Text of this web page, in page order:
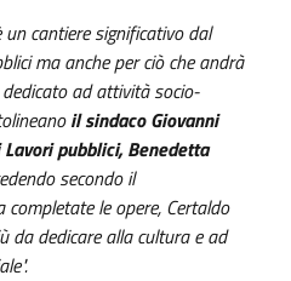
cantiere significativo dal
ma anche per ciò che andrà
ad attività socio-
il sindaco Giovanni
pubblici, Benedetta
secondo il
le opere, Certaldo
da dedicare alla cultura e ad